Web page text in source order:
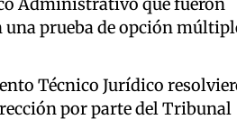
prueba de opción
Técnico Jurídico
por parte del Tribunal